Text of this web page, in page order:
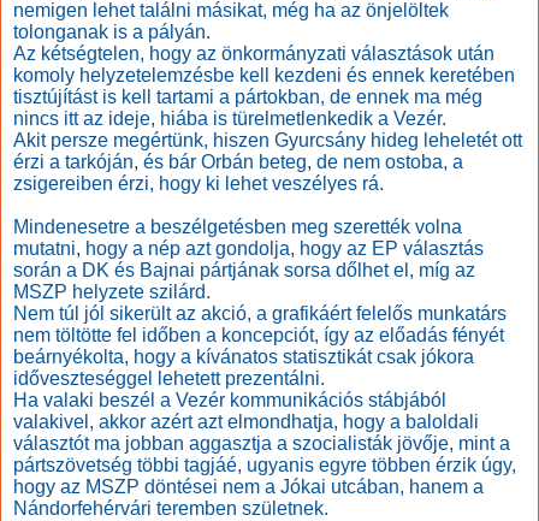
nemigen lehet találni másikat, még ha az önjelöltek
tolonganak is a pályán.
Az kétségtelen, hogy az önkormányzati választások után
komoly helyzetelemzésbe kell kezdeni és ennek keretében
tisztújítást is kell tartami a pártokban, de ennek ma még
nincs itt az ideje, hiába is türelmetlenkedik a Vezér.
Akit persze megértünk, hiszen Gyurcsány hideg leheletét ott
érzi a tarkóján, és bár Orbán beteg, de nem ostoba, a
zsigereiben érzi, hogy ki lehet veszélyes rá.
Mindenesetre a beszélgetésben meg szerették volna
mutatni, hogy a nép azt gondolja, hogy az EP választás
során a DK és Bajnai pártjának sorsa dőlhet el, míg az
MSZP helyzete szilárd.
Nem túl jól sikerült az akció, a grafikáért felelős munkatárs
nem töltötte fel időben a koncepciót, így az előadás fényét
beárnyékolta, hogy a kívánatos statisztikát csak jókora
időveszteséggel lehetett prezentálni.
Ha valaki beszél a Vezér kommunikációs stábjából
valakivel, akkor azért azt elmondhatja, hogy a baloldali
választót ma jobban aggasztja a szocialisták jövője, mint a
pártszövetség többi tagjáé, ugyanis egyre többen érzik úgy,
hogy az MSZP döntései nem a Jókai utcában, hanem a
Nándorfehérvári teremben születnek.